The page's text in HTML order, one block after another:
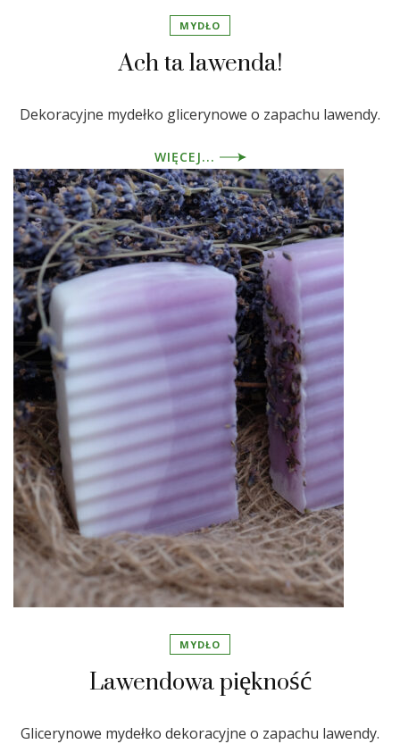
MYDŁO
Ach ta lawenda!
Dekoracyjne mydełko glicerynowe o zapachu lawendy.
WIĘCEJ...
MYDŁO
Lawendowa piękność
Glicerynowe mydełko dekoracyjne o zapachu lawendy.